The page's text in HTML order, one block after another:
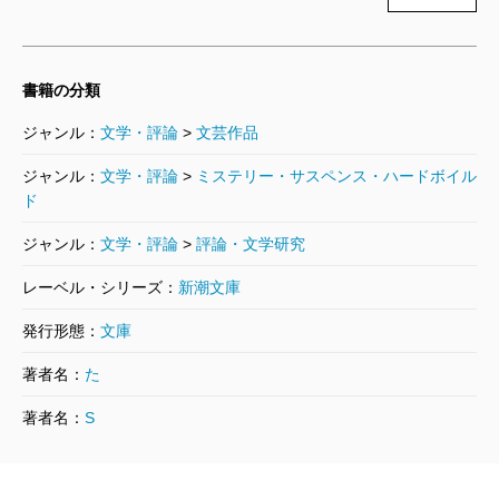
書籍の分類
ジャンル： 文学・評論 > 文芸作品
ジャンル： 文学・評論 > ミステリー・サスペンス・ハードボイル
ド
ジャンル： 文学・評論 > 評論・文学研究
レーベル・シリーズ： 新潮文庫
発行形態： 文庫
著者名： た
著者名： S